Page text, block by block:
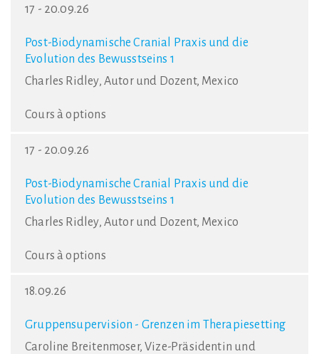
17 - 20.09.26
Post-Biodynamische Cranial Praxis und die
Evolution des Bewusstseins 1
Charles Ridley, Autor und Dozent, Mexico
Cours à options
17 - 20.09.26
Post-Biodynamische Cranial Praxis und die
Evolution des Bewusstseins 1
Charles Ridley, Autor und Dozent, Mexico
Cours à options
18.09.26
Gruppensupervision - Grenzen im Therapiesetting
Caroline Breitenmoser, Vize-Präsidentin und